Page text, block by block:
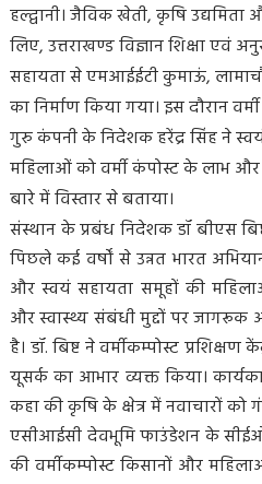
हल्द्वानी। जैविक खेती, कृषि
लिए, उत्तराखण्ड विज्ञान शिक्षा एवं
सहायता से एमआईईटी कुमाऊं,
का निर्माण किया गया। इस दौरान
गुरु कंपनी के निदेशक हरेंद्र सिंह ने
महिलाओं को वर्मी कंपोस्ट के लाभ
बारे में विस्तार से बताया।
संस्थान के प्रबंध निदेशक डॉ बीएस
पिछले कई वर्षों से उन्नत भारत
और स्वयं सहायता समूहों की
और स्वास्थ्य संबंधी मुद्दों पर जागरूक
है। डॉ. बिष्ट ने वर्मीकम्पोस्ट
यूसर्क का आभार व्यक्त किया।
कहा की कृषि के क्षेत्र में नवाचारों को
एसीआईसी देवभूमि फाउंडेशन के
की वर्मीकम्पोस्ट किसानों और